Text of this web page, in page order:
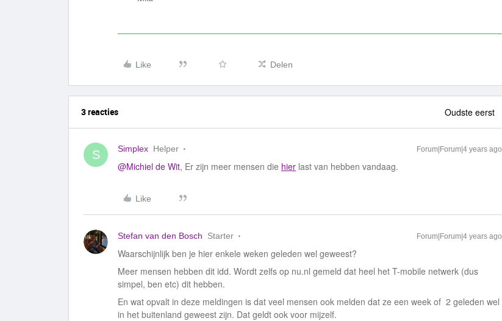
Like Delen
3 reacties Oudste eerst
S Simplex Helper Forum|Forum|4 years ago
@Michiel de Wit, Er zijn meer mensen die hier last van hebben vandaag.
Like
Stefan van den Bosch Starter Forum|Forum|4 years ago
Waarschijnlijk ben je hier enkele weken geleden wel geweest?
Meer mensen hebben dit idd. Wordt zelfs op nu.nl gemeld dat heel het T-mobile netwerk (dus
simpel, ben etc) dit hebben.
En wat opvalt in deze meldingen is dat veel mensen ook melden dat ze een week of 2 geleden wel
in het buitenland geweest zijn. Dat geldt ook voor mijzelf.